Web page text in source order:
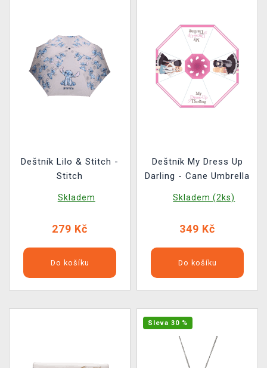
Deštník Lilo & Stitch -
Stitch
Skladem
279 Kč
Do košíku
Deštník My Dress Up
Darling - Cane Umbrella
Skladem (2ks)
349 Kč
Do košíku
Sleva 30 %